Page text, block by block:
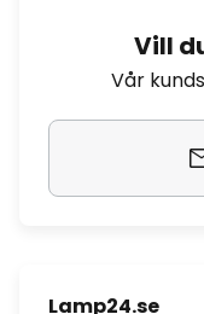
Vill
Vår
Lamp24.se